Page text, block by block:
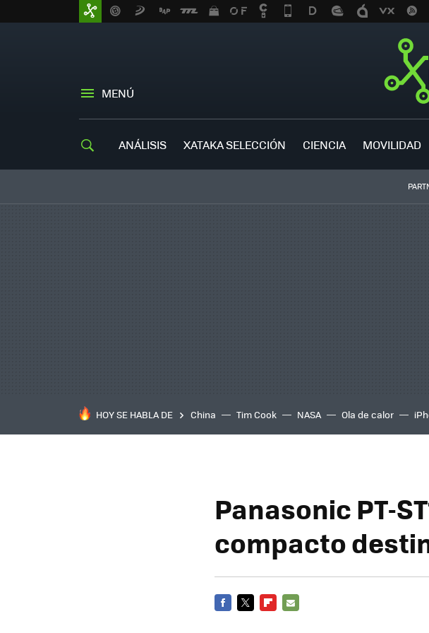
MENÚ
ANÁLISIS XATAKA SELECCIÓN CIENCIA MOVILIDAD
HOY SE HABLA DE China Tim Cook NASA Ola de calor
Panasonic PT-
compacto